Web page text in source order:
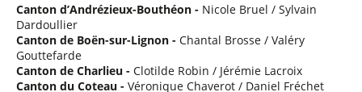
Canton d’Andrézieux-Bouthéon - Nicole Bruel / Sylvain
Dardoullier
Canton de Boën-sur-Lignon - Chantal Brosse / Valéry
Gouttefarde
Canton de Charlieu - Clotilde Robin / Jérémie Lacroix
Canton du Coteau - Véronique Chaverot / Daniel Fréchet